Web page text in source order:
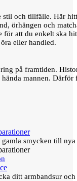
stil och tillfälle. Här
örhängen och
för att du enkelt ska
eller handled.
på framtiden.
mannen.
smycken till
ditt armbandsur